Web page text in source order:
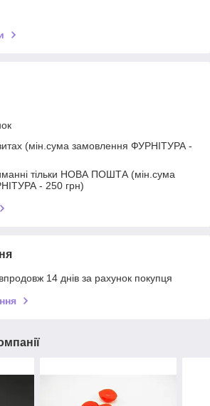
(мін.сума замовлення ФУРНІТУРА -
тільки НОВА ПОШТА (мін.сума
- 250 грн)
14 днів за рахунок покупця